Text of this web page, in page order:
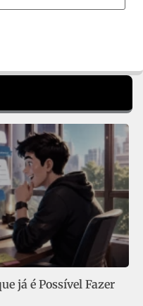
já é Possível Fazer